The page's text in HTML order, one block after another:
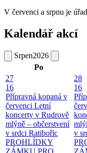
V červenci a srpnu je
Kalendář akcí
Srpen2026
Po
27
16
Přípravná kopaná v
červenci Letní
koncerty v Rudrově
mlýně – občerstvení
v srdci Ratibořic
PROHLÍDKY
ZÁMKU PRO
28
16
v